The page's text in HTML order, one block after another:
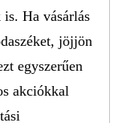
Ha vásárlás
jöjjön
egyszerűen
akciókkal